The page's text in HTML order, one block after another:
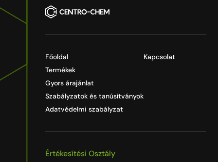
Főoldal
Termékek
Gyors árajánlat
Szabályzatok és tanúsítványok
Adatvédelmi szabályzat
Kapcsolat
Értékesítési Osztály